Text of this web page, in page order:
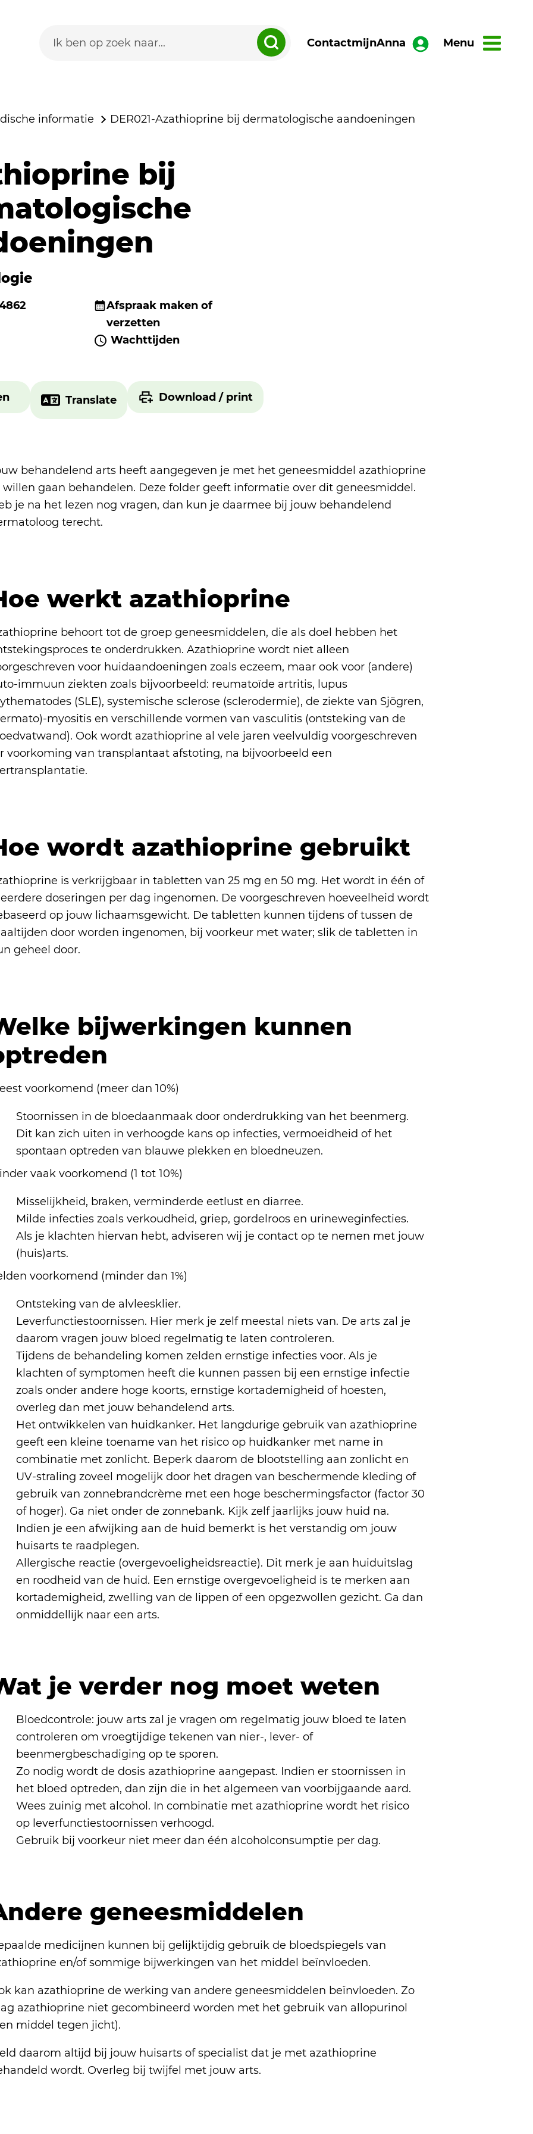
ContactmijnAnna Menu
informatie DER021-Azathioprine bij dermatologische aandoeningen
bij
Afspraak maken of
verzetten
Wachttijden
Translate Download / print
behandelend arts heeft aangegeven je met het geneesmiddel azathioprine
willen gaan behandelen. Deze folder geeft informatie over dit geneesmiddel.
je na het lezen nog vragen, dan kun je daarmee bij jouw behandelend
terecht.
werkt azathioprine
behoort tot de groep geneesmiddelen, die als doel hebben het
te onderdrukken. Azathioprine wordt niet alleen
voor huidaandoeningen zoals eczeem, maar ook voor (andere)
immuun ziekten zoals bijvoorbeeld: reumatoïde artritis, lupus
(SLE), systemische sclerose (sclerodermie), de ziekte van Sjögren,
myositis en verschillende vormen van vasculitis (ontsteking van de
Ook wordt azathioprine al vele jaren veelvuldig voorgeschreven
voorkoming van transplantaat afstoting, na bijvoorbeeld een
wordt azathioprine gebruikt
is verkrijgbaar in tabletten van 25 mg en 50 mg. Het wordt in één of
doseringen per dag ingenomen. De voorgeschreven hoeveelheid wordt
op jouw lichaamsgewicht. De tabletten kunnen tijdens of tussen de
door worden ingenomen, bij voorkeur met water; slik de tabletten in
geheel door.
bijwerkingen kunnen
voorkomend (meer dan 10%)
Stoornissen in de bloedaanmaak door onderdrukking van het beenmerg.
Dit kan zich uiten in verhoogde kans op infecties, vermoeidheid of het
spontaan optreden van blauwe plekken en bloedneuzen.
vaak voorkomend (1 tot 10%)
Misselijkheid, braken, verminderde eetlust en diarree.
Milde infecties zoals verkoudheid, griep, gordelroos en urineweginfecties.
Als je klachten hiervan hebt, adviseren wij je contact op te nemen met jouw
(huis)arts.
voorkomend (minder dan 1%)
Ontsteking van de alvleesklier.
Leverfunctiestoornissen. Hier merk je zelf meestal niets van. De arts zal je
daarom vragen jouw bloed regelmatig te laten controleren.
Tijdens de behandeling komen zelden ernstige infecties voor. Als je
klachten of symptomen heeft die kunnen passen bij een ernstige infectie
zoals onder andere hoge koorts, ernstige kortademigheid of hoesten,
overleg dan met jouw behandelend arts.
Het ontwikkelen van huidkanker. Het langdurige gebruik van azathioprine
geeft een kleine toename van het risico op huidkanker met name in
combinatie met zonlicht. Beperk daarom de blootstelling aan zonlicht en
UV-straling zoveel mogelijk door het dragen van beschermende kleding of
gebruik van zonnebrandcrème met een hoge beschermingsfactor (factor 30
of hoger). Ga niet onder de zonnebank. Kijk zelf jaarlijks jouw huid na.
Indien je een afwijking aan de huid bemerkt is het verstandig om jouw
huisarts te raadplegen.
Allergische reactie (overgevoeligheidsreactie). Dit merk je aan huiduitslag
en roodheid van de huid. Een ernstige overgevoeligheid is te merken aan
kortademigheid, zwelling van de lippen of een opgezwollen gezicht. Ga dan
onmiddellijk naar een arts.
je verder nog moet weten
Bloedcontrole: jouw arts zal je vragen om regelmatig jouw bloed te laten
controleren om vroegtijdige tekenen van nier-, lever- of
beenmergbeschadiging op te sporen.
Zo nodig wordt de dosis azathioprine aangepast. Indien er stoornissen in
het bloed optreden, dan zijn die in het algemeen van voorbijgaande aard.
Wees zuinig met alcohol. In combinatie met azathioprine wordt het risico
op leverfunctiestoornissen verhoogd.
Gebruik bij voorkeur niet meer dan één alcoholconsumptie per dag.
geneesmiddelen
medicijnen kunnen bij gelijktijdig gebruik de bloedspiegels van
en/of sommige bijwerkingen van het middel beïnvloeden.
kan azathioprine de werking van andere geneesmiddelen beïnvloeden. Zo
azathioprine niet gecombineerd worden met het gebruik van allopurinol
middel tegen jicht).
daarom altijd bij jouw huisarts of specialist dat je met azathioprine
wordt. Overleg bij twijfel met jouw arts.